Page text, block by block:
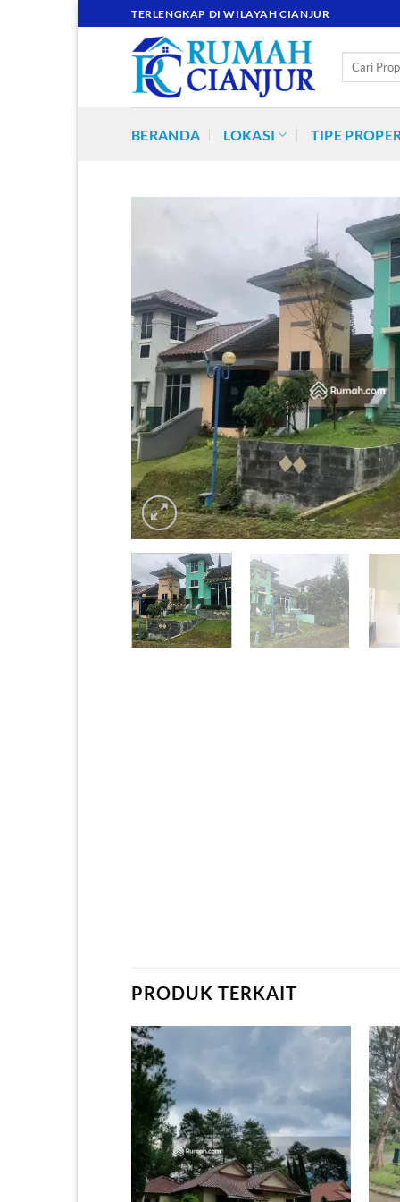
to
TERLENGKAP DI WILAYAH CIANJUR
Pencarian
BERANDA LOKASI TIPE
PRODUK TERKAIT